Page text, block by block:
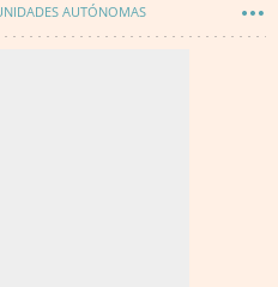
AUTÓNOMAS